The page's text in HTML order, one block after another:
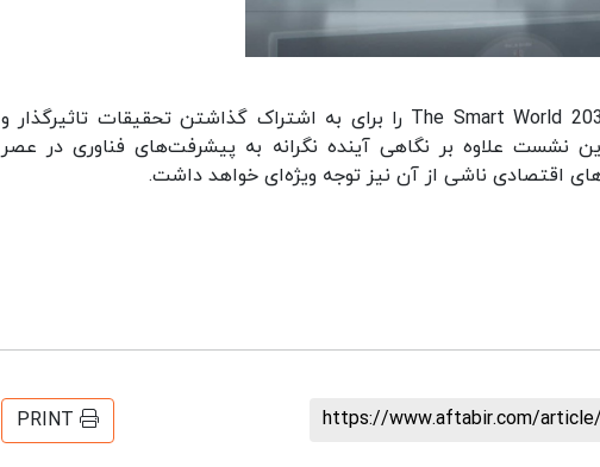
هواوی قصد دارد از این پس، نشست سالانه The Smart World 2030 را برای به اشتراک ‌گذاشتن تحقیقات تاثیرگذار و
نشست علاوه بر نگاهی آینده نگرانه به پیشرفت‌های فناوری در عصر
اقتصادی ناشی از آن نیز توجه ویژه‌ای خواهد داشت.
https://www.aftabir.com/
PRINT